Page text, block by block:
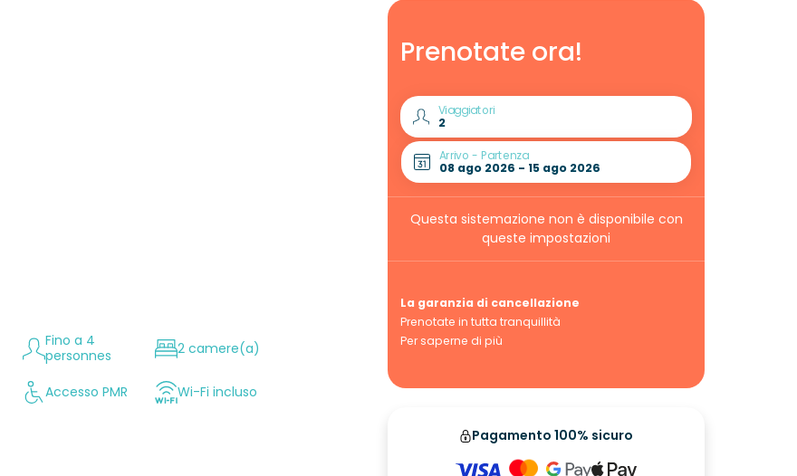
Prenotate ora!
Viaggiatori
Arrivo - Partenza
Questa sistemazione non è disponibile con
queste impostazioni
La garanzia di cancellazione
Prenotate in tutta tranquillità
Per saperne di più
Pagamento 100% sicuro
Fino a 4
personnes
2 camere(a)
Accesso PMR
Wi-Fi incluso